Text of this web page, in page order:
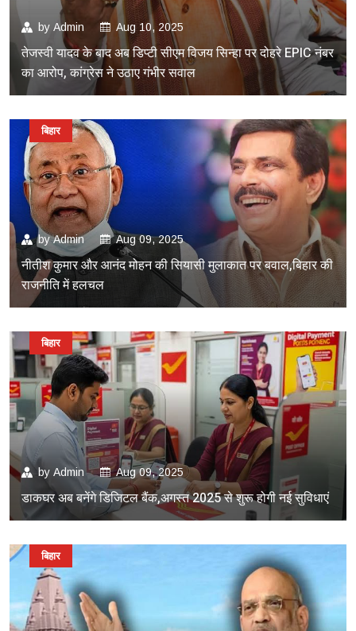
by Admin Aug 10, 2025
तेजस्वी यादव के बाद अब डिप्टी सीएम विजय सिन्हा पर दोहरे EPIC नंबर
का आरोप, कांग्रेस ने उठाए गंभीर सवाल
byAdmin Aug 09, 2025
नीतीश कुमार और आनंद मोहन की सियासी मुलाकात पर बवाल,बिहार की
राजनीति में हलचल
बिहार
by Admin Aug 09, 2025
डाकघर अब बनेंगे डिजिटल बैंक,अगस्त 2025 से शुरू होगी नई सुविधाएं
बिहार
बिहार